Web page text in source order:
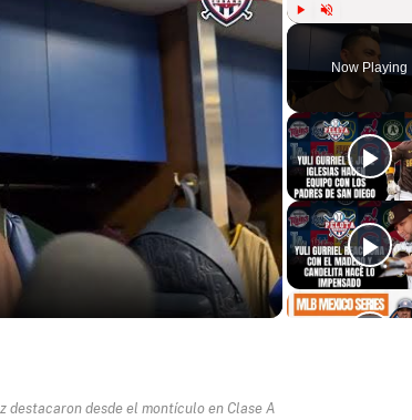
Now Playing
destacaron desde el montículo en Clase A